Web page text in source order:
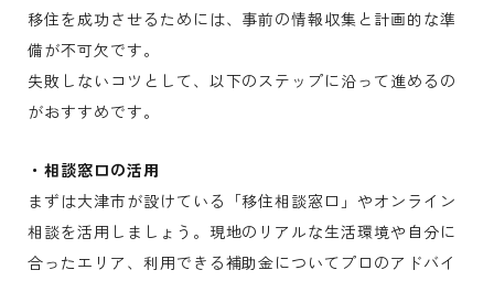
移住を成功させるためには、事前の情報収集と計画的な準
備が不可欠です。
失敗しないコツとして、以下のステップに沿って進めるの
がおすすめです。
・相談窓口の活用
まずは大津市が設けている「移住相談窓口」やオンライン
相談を活用しましょう。現地のリアルな生活環境や自分に
合ったエリア、利用できる補助金についてプロのアドバイ